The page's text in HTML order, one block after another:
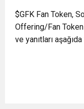
$GFK Fan Token,
Offering/Fan
ve yanıtları